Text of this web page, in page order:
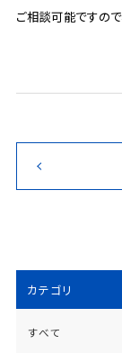
ご相談可能ですので
カテゴリ
すべて